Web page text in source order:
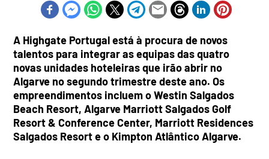
A Highgate Portugal está à procura de novos
talentos para integrar as equipas das quatro
novas unidades hoteleiras que irão abrir no
Algarve no segundo trimestre deste ano. Os
empreendimentos incluem o Westin Salgados
Beach Resort, Algarve Marriott Salgados Golf
Resort & Conference Center, Marriott Residences
Salgados Resort e o Kimpton Atlântico Algarve.